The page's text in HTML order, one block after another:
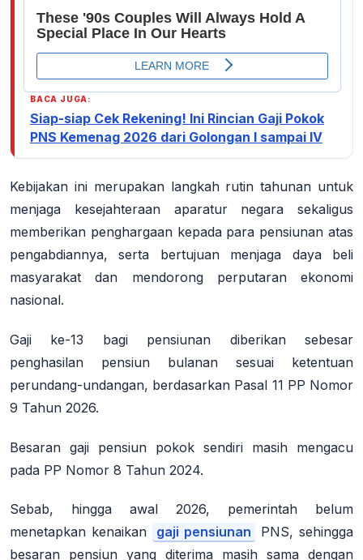
BACA JUGA:
Siap-siap Cek Rekening! Ini Rincian Gaji Pokok
PNS Kemenag 2026 dari Golongan I sampai IV
Kebijakan ini merupakan langkah rutin tahunan untuk
menjaga kesejahteraan aparatur negara sekaligus
memberikan penghargaan kepada para pensiunan atas
pengabdiannya, serta bertujuan menjaga daya beli
masyarakat dan mendorong perputaran ekonomi
nasional.
Gaji ke-13 bagi pensiunan diberikan sebesar
penghasilan pensiun bulanan sesuai ketentuan
perundang-undangan, berdasarkan Pasal 11 PP Nomor
9 Tahun 2026.
Besaran gaji pensiun pokok sendiri masih mengacu
pada PP Nomor 8 Tahun 2024.
Sebab, hingga awal 2026, pemerintah belum
menetapkan kenaikan
gaji pensiunan
PNS, sehingga
besaran pensiun yang diterima masih sama dengan